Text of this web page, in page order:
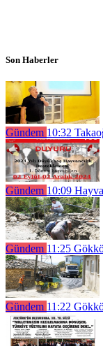
Son Haberler
Gündem 10:32
Gündem 10:09
Gündem 11:25
Gündem 11:22